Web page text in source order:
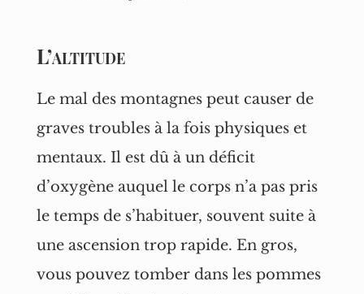
L’altitude
Le mal des montagnes peut causer de
graves troubles à la fois physiques et
mentaux. Il est dû à un déficit
d’oxygène auquel le corps n’a pas pris
le temps de s’habituer, souvent suite à
une ascension trop rapide. En gros,
vous pouvez tomber dans les pommes